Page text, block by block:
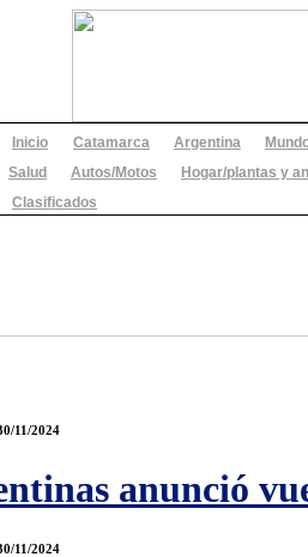
Inicio Catamarca Argentina
Salud
Autos/Motos Hogar/plantas y
Clasificados
11/2024
anunció
11/2024